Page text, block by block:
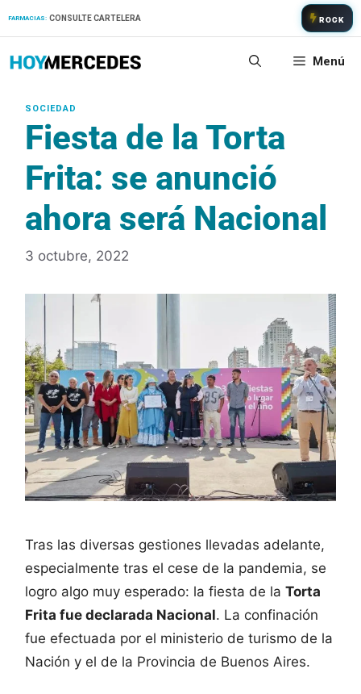
FARMACIAS: CONSULTE CARTELERA ROCK
Menú
Fiesta de la Torta
Frita: se anunció
ahora será Nacional
3 octubre, 2022
Tras las diversas gestiones llevadas adelante,
especialmente tras el cese de la pandemia, se
logro algo muy esperado: la fiesta de la Torta
Frita fue declarada Nacional. La confinación
fue efectuada por el ministerio de turismo de la
Nación y el de la Provincia de Buenos Aires.